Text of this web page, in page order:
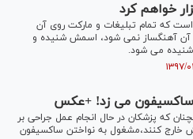
خواهم کرد
که تمام تبلیغات و مارکت روی آن
آن آهنگساز نمی شود، اسمش شنیده و
شنیده می شود.
ساکسیفون می زد! +عکس
که پزشکان در حال انجام عمل جراحی بر
خارج کنند،مشغول به نواختن ساکسیفون